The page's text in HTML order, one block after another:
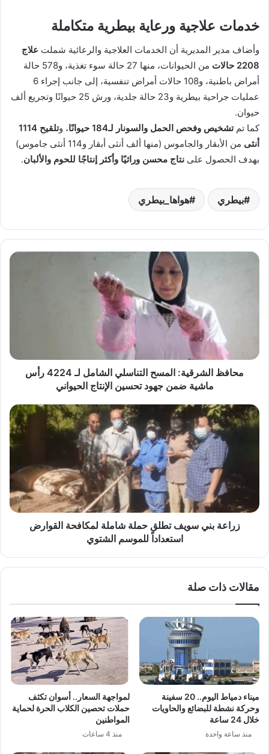
خدمات علاجية ورعاية بيطرية متكاملة
وأضاف مدير المديرية أن الخدمات العلاجية والرعائية شملت علاج
2208 حالات
من الحيوانات، منها 27 حالة سوء تغذية، و578 حالة
أمراض باطنية، و108 حالات أمراض تنفسية، إلى جانب إجراء 6
عمليات جراحية بيطرية و23 حالة جلدية، ورش 25 حيوانًا وتجريع ألف
حيوان.
كما تمتشخيص وفحص الحمل والسونار لـ184 حيوانًا ، و
تلقيح 1114
أنثى
من الأبقار والجاموس (منها ألف أنثى أبقار و114 أنثى جاموس)
بهدف الحصول على نتاج محسن وراثيًا وأكثر إنتاجًا للحوم والألبان.
بيطري هواها_بيطري
محافظ
ماشية
الإنتاج
الحيواني
محافظ الشرقية: المسح التناسلي الشامل لـ 4224 رأس
ماشية ضمن جهود تحسين الإنتاج الحيواني
زراعة
بني
لمكافحة
القوارض
استعداداً
للموسمزراعة بني سويف تطلق حملة شاملة لمكافحة القوارض
استعداداً للموسم الشتوي
مقالات ذات صلة
ميناء دمياط اليوم.. 20 سفينة
وحركة نشطة للبضائع والحاويات
خلال 24 ساعة
منذ ساعة واحدة
لمواجهة السعار.. أسوان تكثف
حملات تحصين الكلاب الحرة لحماية
المواطنين
منذ 4 ساعات